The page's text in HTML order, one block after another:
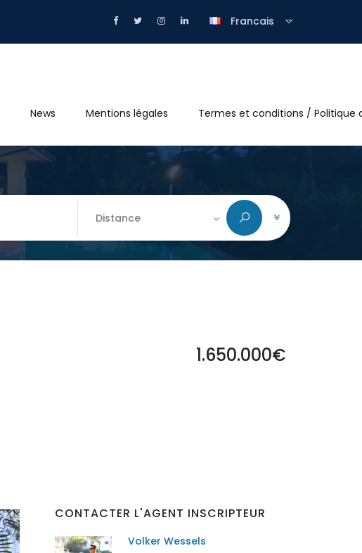
Francais
News Mentions légales Termes et conditions / Politique
Distance
1.650.000€
CONTACTER L'AGENT INSCRIPTEUR
Volker Wessels